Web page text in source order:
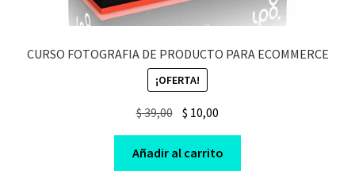
CURSO FOTOGRAFIA DE PRODUCTO PARA ECOMMERCE
¡OFERTA!
$39,00 Original
was:
$ 39,00.
$ 10,00
is:
$ 10,00.
Añadir al carrito